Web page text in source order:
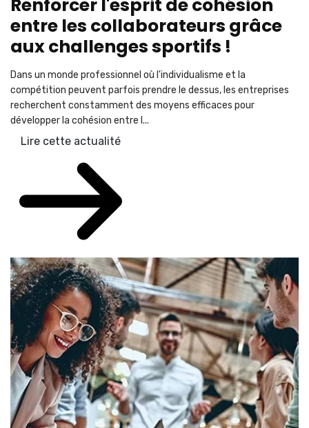
Renforcer l'esprit de cohésion
entre les collaborateurs grâce
aux challenges sportifs !
Dans un monde professionnel où l'individualisme et la
compétition peuvent parfois prendre le dessus, les entreprises
recherchent constamment des moyens efficaces pour
développer la cohésion entre l...
Lire cette actualité